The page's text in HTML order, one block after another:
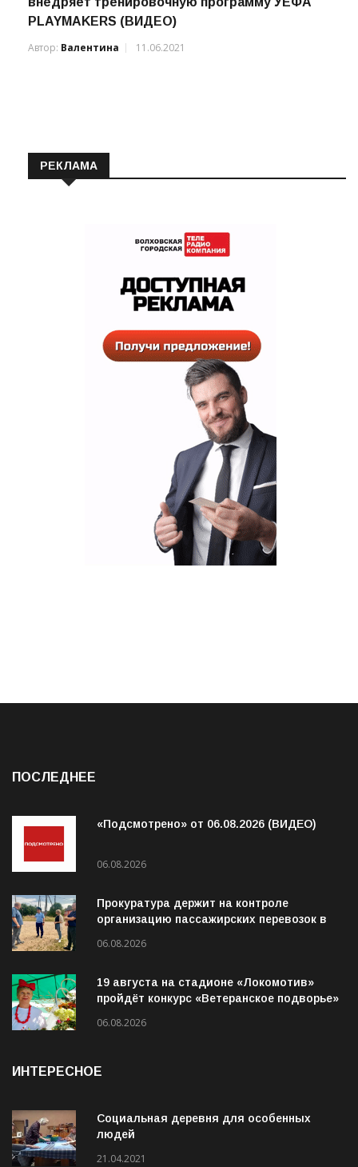
Футбол в стиле Диснея: «ДРОЗД-Волхов»
PLAYMAKERS (ВИДЕО)
«Подсмотрено» от 06.08.2026 (ВИДЕО)
06.08.2026
Прокуратура держит на контроле
06.08.2026
19 августа на стадионе «Локомотив»
Социальная деревня для особенных